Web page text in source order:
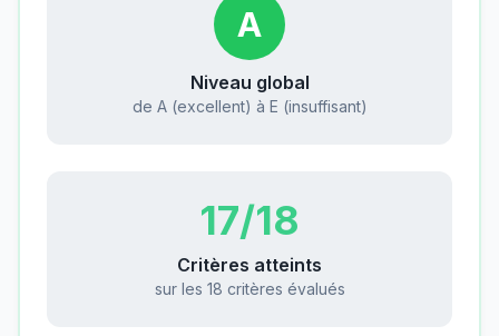
A
Niveau global
de A (excellent) à E (insuffisant)
17/18
Critères atteints
sur les 18 critères évalués